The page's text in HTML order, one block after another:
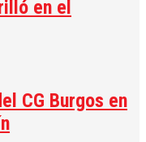
en el
CG Burgos en